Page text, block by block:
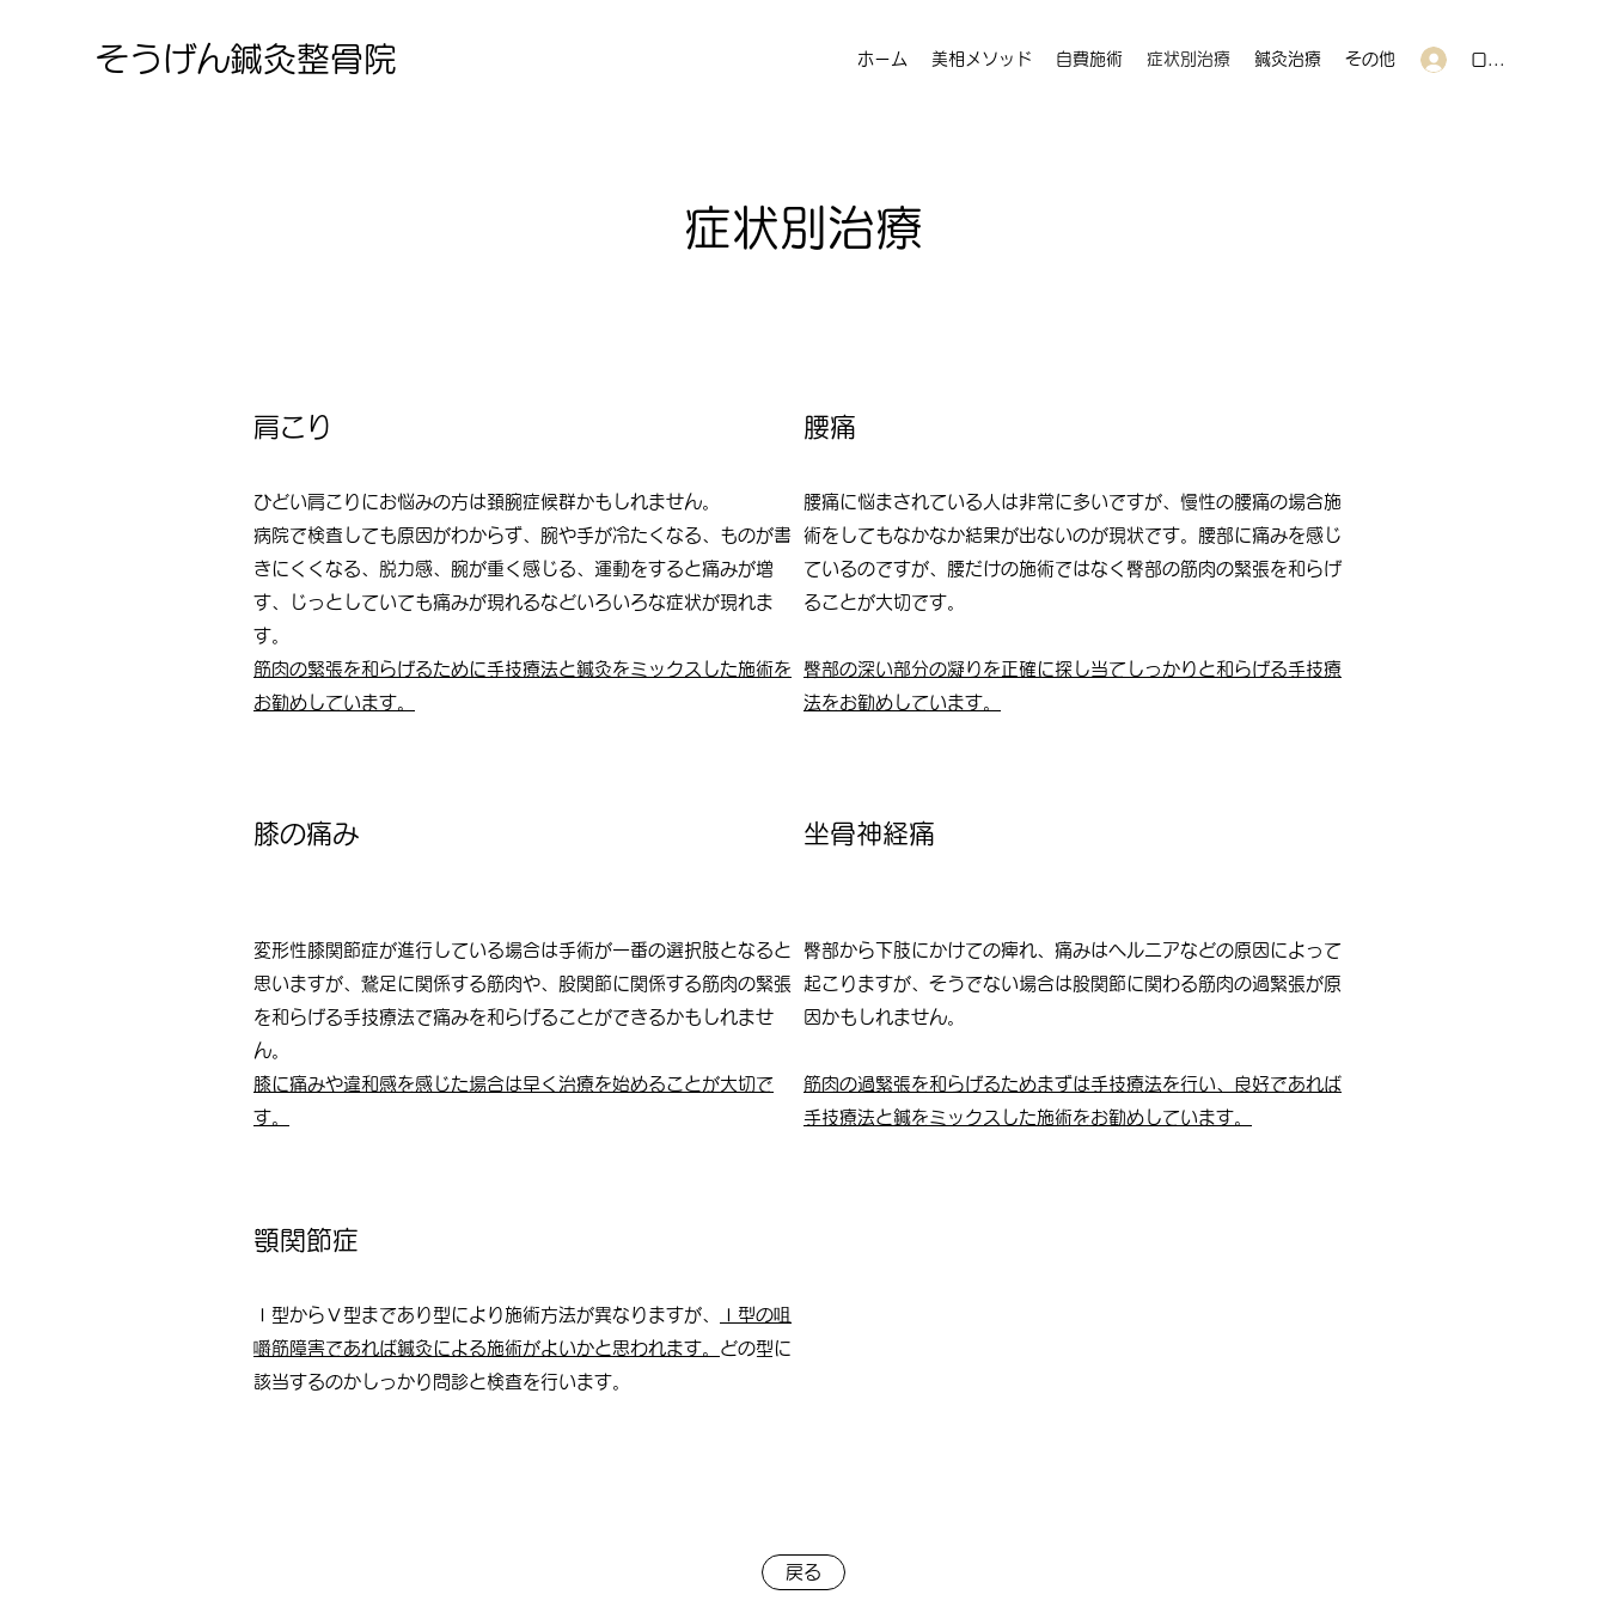
そうげん鍼灸整骨院 ログイン
ホーム 美相メソッド 自費施術 症状別治療 鍼灸治療 その他
​症状別治療
肩こり
ひどい肩こりにお悩みの方は頚腕症候群かもしれません。
病院で検査しても原因がわからず、腕や手が冷たくなる、ものが書
きにくくなる、脱力感、腕が重く感じる、運動をすると痛みが増
す、じっとしていても痛みが現れるなどいろいろな症状が現れま
す。
筋肉の緊張を和らげるために手技療法と鍼灸をミックスした施術を
お勧めしています。
腰痛
腰痛に悩まされている人は非常に多いですが、慢性の腰痛の場合施
術をしてもなかなか結果が出ないのが現状です。腰部に痛みを感じ
ているのですが、腰だけの施術ではなく臀部の筋肉の緊張を和らげ
ることが大切です。
臀部の深い部分の凝りを正確に探し当てしっかりと和らげる手技療
法をお勧めしています。
膝の痛み
変形性膝関節症が進行している場合は手術が一番の選択肢となると
思いますが、鵞足に関係する筋肉や、股関節に関係する筋肉の緊張
を和らげる手技療法で痛みを和らげることができるかもしれませ
ん。
膝に痛みや違和感を感じた場合は早く治療を始めることが大切で
す。
坐骨神経痛
臀部から下肢にかけての痺れ、痛みはヘルニアなどの原因によって
起こりますが、そうでない場合は股関節に関わる筋肉の過緊張が原
因かもしれません。
筋肉の過緊張を和らげるためまずは手技療法を行い、良好であれば
手技療法と鍼をミックスした施術をお勧めしています。
顎関節症
Ⅰ型からⅤ型まであり型により施術方法が異なりますが、
Ⅰ型の咀
嚼筋障害であれば鍼灸による施術がよいかと思われます。 どの型に
該当するのかしっかり問診と検査を行います。
戻る